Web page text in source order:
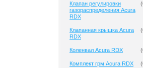
Клапан регулировки
газораспределения Acura
RDX
(
Клапанная крышка Acura
RDX
(
Коленвал Acura RDX (
Комплект грм Acura RDX (